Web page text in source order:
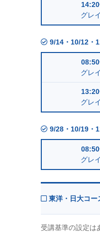
グレ
9/14・10/12・
グレ
グレ
9/28・10/19・
グレ
東洋・日大コー
受講基準の設定は